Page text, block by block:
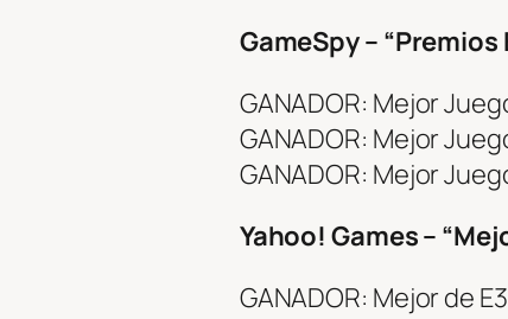
GameSpy – “Premios
GANADOR: Mejor
GANADOR: Mejor
GANADOR: Mejor
Yahoo! Games –
GANADOR: Mejor de